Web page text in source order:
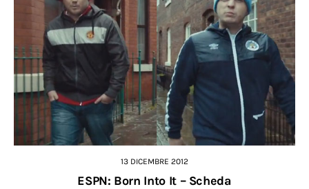
13 DICEMBRE 2012
ESPN: Born Into It – Scheda